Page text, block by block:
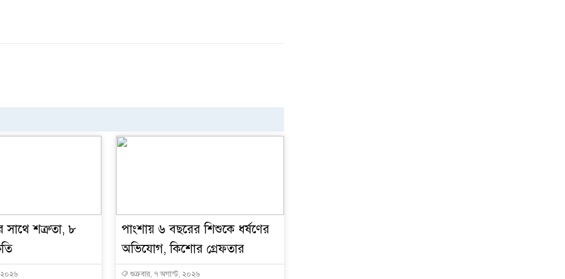
সাথে শত্রুতা, ৮
২০২৬
পাংশায় ৬ বছরের শিশুকে ধর্ষণের
অভিযোগ, কিশোর গ্রেফতার
শুক্রবার, ৭ অগাস্ট, ২০২৬